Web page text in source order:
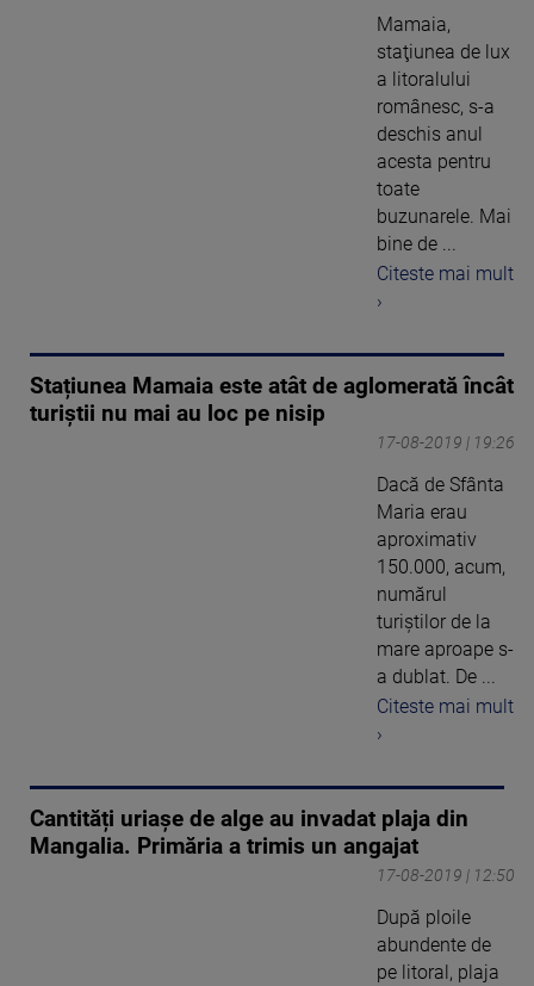
Mamaia,
staţiunea de lux
a litoralului
românesc, s-a
deschis anul
acesta pentru
toate
buzunarele. Mai
bine de ...
Citeste mai mult
›
Stațiunea Mamaia este atât de aglomerată încât
turiștii nu mai au loc pe nisip
17-08-2019 | 19:26
Dacă de Sfânta
Maria erau
aproximativ
150.000, acum,
numărul
turiștilor de la
mare aproape s-
a dublat. De ...
Citeste mai mult
›
Cantități uriașe de alge au invadat plaja din
Mangalia. Primăria a trimis un angajat
17-08-2019 | 12:50
După ploile
abundente de
pe litoral, plaja